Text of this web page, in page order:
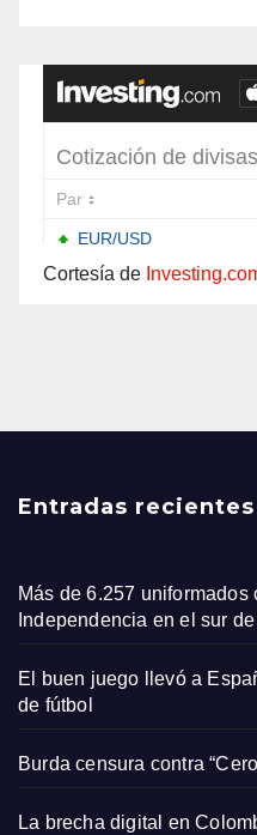
Cortesía de
Entradas recientes
Más de 6.257
Independencia en el sur
El buen juego llevó a
de fútbol
Burda censura contra
La brecha digital en